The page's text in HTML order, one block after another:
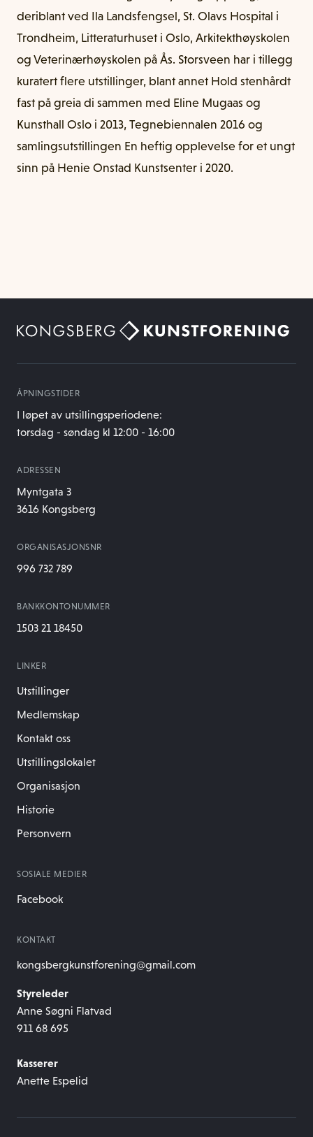
deriblant ved Ila Landsfengsel, St. Olavs Hospital i
Trondheim, Litteraturhuset i Oslo, Arkitekthøyskolen
og Veterinærhøyskolen på Ås. Storsveen har i tillegg
kuratert flere utstillinger, blant annet Hold stenhårdt
fast på greia di sammen med Eline Mugaas og
Kunsthall Oslo i 2013, Tegnebiennalen 2016 og
samlingsutstillingen En heftig opplevelse for et ungt
sinn på Henie Onstad Kunstsenter i 2020.
ÅPNINGSTIDER
I løpet av utsillingsperiodene:
torsdag - søndag kl 12:00 - 16:00
ADRESSEN
Myntgata 3
3616 Kongsberg
ORGANISASJONSNR
996 732 789
BANKKONTONUMMER
1503 21 18450
LINKER
Utstillinger
Medlemskap
Kontakt oss
Utstillingslokalet
Organisasjon
Historie
Personvern
SOSIALE MEDIER
Facebook
KONTAKT
kongsbergkunstforening@gmail.com
Styreleder
Anne Søgni Flatvad
911 68 695
Kasserer
Anette Espelid